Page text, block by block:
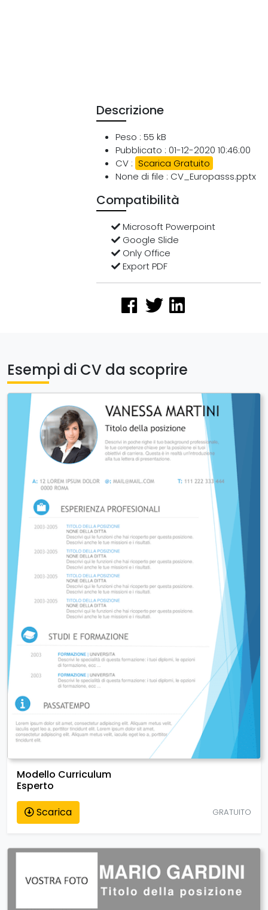
Descrizione
Peso : 55 kB
Pubblicato : 01-12-2020 10:46:00
CV : Scarica Gratuito
None di file : CV_Europasss.pptx
Compatibilità
Microsoft Powerpoint
Google Slide
Only Office
Export PDF
Esempi di CV da scoprire
Modello Curriculum
Esperto
Scarica
GRATUITO